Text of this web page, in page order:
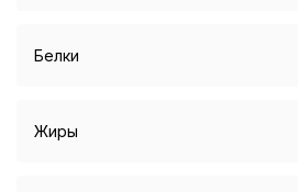
Белки
Жиры